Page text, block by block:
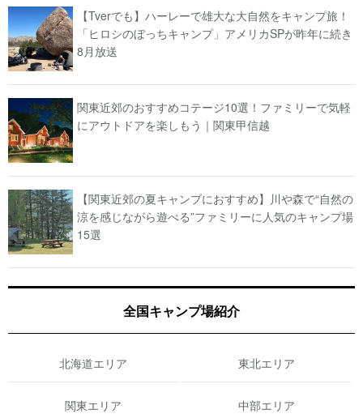
【Tverでも】ハーレーで雄大な大自然をキャンプ旅！
「ヒロシのぼっちキャンプ」アメリカSPが昨年に続き
8月放送
関東近郊のおすすめコテージ10選！ファミリーで気軽
にアウトドアを楽しもう｜関東甲信越
【関東近郊の夏キャンプにおすすめ】川や森で“自然の
涼を感じながら遊べる”ファミリーに人気のキャンプ場
15選
全国キャンプ場紹介
北海道エリア 東北エリア
関東エリア 中部エリア